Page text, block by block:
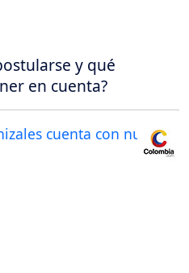
y qué
en cuenta?